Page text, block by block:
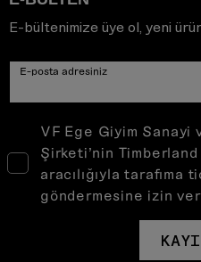
E-bültenimize üye ol, yeni
E-posta adresiniz
VF Ege Giyim Sanayi
Şirketi’nin
aracılığıyla
göndermesine izin